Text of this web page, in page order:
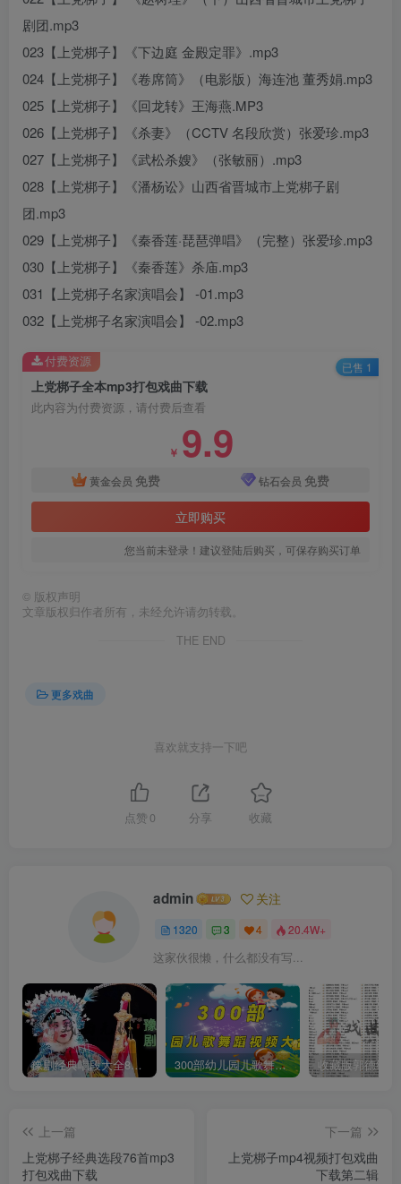
剧团.mp3
023【上党梆子】《下边庭 金殿定罪》.mp3
024【上党梆子】《卷席筒》（电影版）海连池 董秀娟.mp3
025【上党梆子】《回龙转》王海燕.MP3
026【上党梆子】《杀妻》（CCTV 名段欣赏）张爱珍.mp3
027【上党梆子】《武松杀嫂》（张敏丽）.mp3
028【上党梆子】《潘杨讼》山西省晋城市上党梆子剧
团.mp3
029【上党梆子】《秦香莲·琵琶弹唱》（完整）张爱珍.mp3
030【上党梆子】《秦香莲》杀庙.mp3
031【上党梆子名家演唱会】 -01.mp3
032【上党梆子名家演唱会】 -02.mp3
上党梆子全本mp3打包戏曲下载
此内容为付费资源，请付费后查看
￥ 9.9
黄金会员 免费 钻石会员 免费
立即购买
您当前未登录！建议登陆后购买，可保存购买订单
付费资源 已售 1
© 版权声明
文章版权归作者所有，未经允许请勿转载。
THE END
更多戏曲
喜欢就支持一下吧
点赞 0 分享 收藏
admin 关注
1320 3 4 20.4W+
这家伙很懒，什么都没有写...
豫剧经典唱段大全850首mp3打包戏曲下载 300部幼儿园儿歌舞蹈视频大合集
上一篇
上党梆子经典选段76首mp3
打包戏曲下载
下一篇
上党梆子mp4视频打包戏曲
下载第二辑